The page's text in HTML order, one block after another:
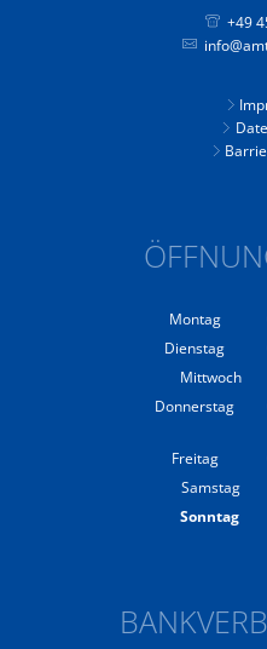
+49
Montag
Dienstag
Mittwoch
Donnerstag
Freitag
Samstag
Sonntag